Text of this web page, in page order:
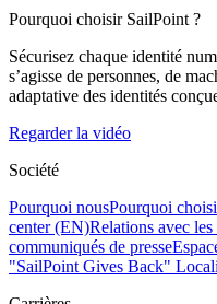
Pourquoi choisir SailPoint ?
Sécurisez chaque identité
s’agisse de personnes, de
adaptative des identités
Regarder la vidéo
Société
Pourquoi nousPourquoi
center (EN)Relations avec
communiqués de presse
"SailPoint Gives Back"